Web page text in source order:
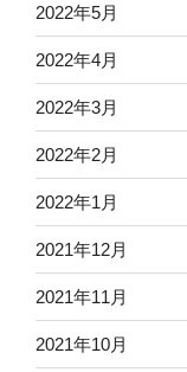
2022年5月
2022年4月
2022年3月
2022年2月
2022年1月
2021年12月
2021年11月
2021年10月